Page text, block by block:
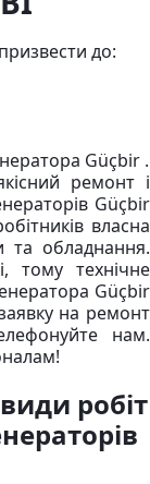
до:
Güçbir .
ремонт і
Güçbir
власна
та обладнання.
тому технічне
Güçbir
на ремонт
нам.
робіт